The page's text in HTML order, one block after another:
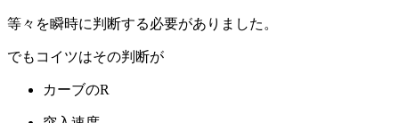
等々を瞬時に判断する必要がありました。
でもコイツはその判断が
カーブのR